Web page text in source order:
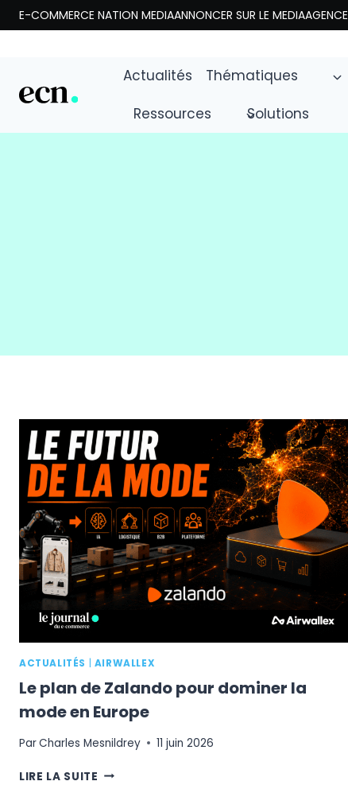
Aller
au
E-COMMERCE NATION MEDIAANNONCER SUR LE MEDIA
Actualités
Thématiques
Ressources
Solutions
ACTUALITÉS AIRWALLEX
Le plan de Zalando pour dominer la
mode en Europe
ParCharles Mesnildrey 11 juin 2026
LIRE LA SUITE LE